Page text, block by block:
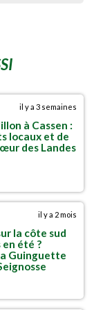
il y a 3 semaines
à Cassen :
locaux et de
des Landes
il y a 2 mois
la côte sud
en été ?
Guinguette